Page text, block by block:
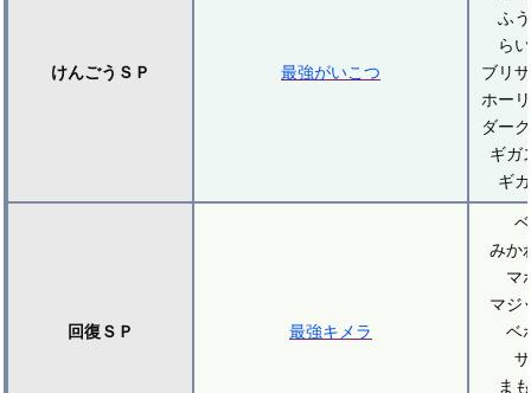
けんごうＳＰ 最強がいこつ
ふ
ら
ブリ
ホー
ダー
ギガ
ギ
回復ＳＰ 最強キメラ
みか
マ
マジ
ベ
ま